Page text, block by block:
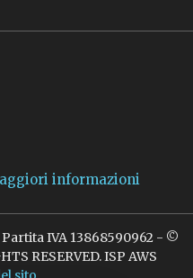
informazioni
IVA 13868590962 - ©
RESERVED. ISP AWS